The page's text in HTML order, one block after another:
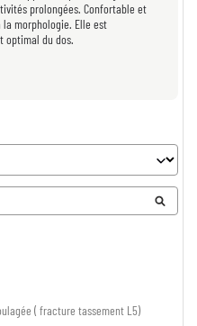
prolongées. Confortable et
morphologie. Elle est
optimal du dos.
( fracture tassement L5)